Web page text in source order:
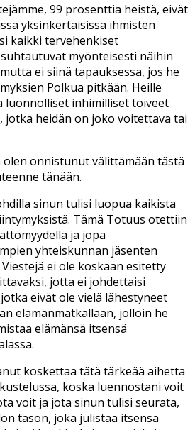
99 prosenttia heistä, eivät
yksinkertaisissa ihmisten
kaikki tervehenkiset
myönteisesti näihin
ei siinä tapauksessa, jos he
Polkua pitkään. Heille
luonnolliset inhimilliset toiveet
jotka heidän on joko voitettava tai
olen onnistunut välittämään tästä
tänään.
sinun tulisi luopua kaikista
Tämä Totuus otettiin
ja jopa
yhteiskunnan jäsenten
ei ole koskaan esitetty
jotta ei johdettaisi
eivät ole vielä lähestyneet
elämänmatkallaan, jolloin he
elämänsä itsensä
koskettaa tätä tärkeää aihetta
koska luennostani voit
voit ja jota sinun tulisi seurata,
tason, joka julistaa itsensä